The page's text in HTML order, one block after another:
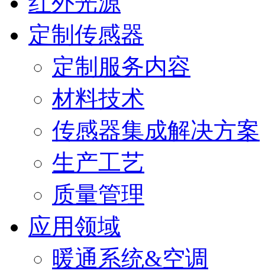
定制传感器
定制服务内容
材料技术
传感器集成解决方案
生产工艺
质量管理
应用领域
暖通系统&空调